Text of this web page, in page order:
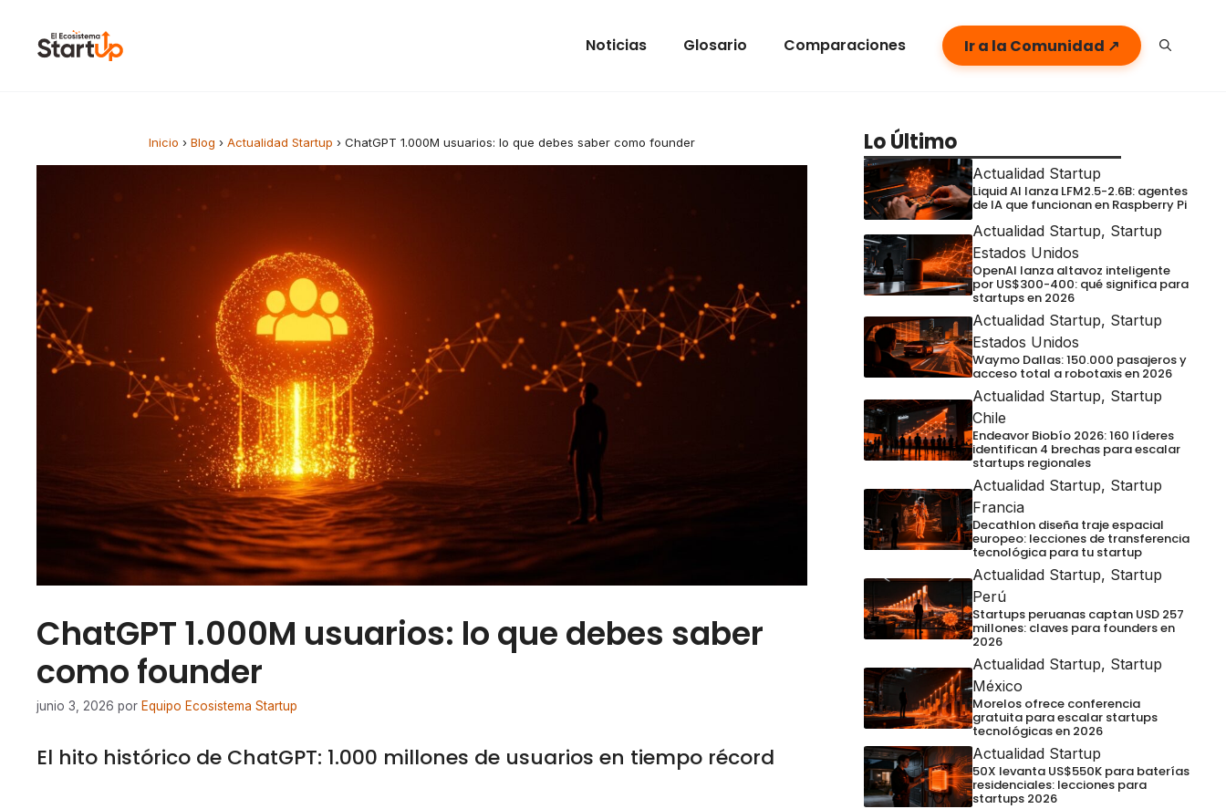
Noticias Glosario Comparaciones Ir a la Comunidad ↗
Inicio › Blog › Actualidad Startup › ChatGPT 1.000M usuarios: lo que debes saber como founder
ChatGPT 1.000M usuarios: lo que debes saber
como founder
junio 3, 2026 por Equipo Ecosistema Startup
El hito histórico de ChatGPT: 1.000 millones de usuarios en tiempo récord
Lo Último
Actualidad Startup
Liquid AI lanza LFM2.5-2.6B: agentes
de IA que funcionan en Raspberry Pi
Actualidad Startup, Startup
Estados Unidos
OpenAI lanza altavoz inteligente
por US$300-400: qué significa para
startups en 2026
Actualidad Startup, Startup
Estados Unidos
Waymo Dallas: 150.000 pasajeros y
acceso total a robotaxis en 2026
Actualidad Startup, Startup
Chile
Endeavor Biobío 2026: 160 líderes
identifican 4 brechas para escalar
startups regionales
Actualidad Startup, Startup
Francia
Decathlon diseña traje espacial
europeo: lecciones de transferencia
tecnológica para tu startup
Actualidad Startup, Startup
Perú
Startups peruanas captan USD 257
millones: claves para founders en
2026
Actualidad Startup, Startup
México
Morelos ofrece conferencia
gratuita para escalar startups
tecnológicas en 2026
Actualidad Startup
50X levanta US$550K para baterías
residenciales: lecciones para
startups 2026